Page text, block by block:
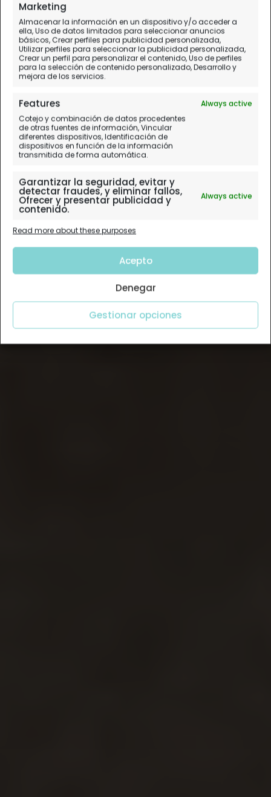
Marketing
Almacenar la información en un dispositivo y/o acceder a
ella, Uso de datos limitados para seleccionar anuncios
básicos, Crear perfiles para publicidad personalizada,
Utilizar perfiles para seleccionar la publicidad personalizada,
Crear un perfil para personalizar el contenido, Uso de perfiles
para la selección de contenido personalizado, Desarrollo y
mejora de los servicios.
Features
Always active
Cotejo y combinación de datos procedentes
de otras fuentes de información, Vincular
diferentes dispositivos, Identificación de
dispositivos en función de la información
transmitida de forma automática.
Garantizar la seguridad, evitar y
detectar fraudes, y eliminar fallos,
Ofrecer y presentar publicidad y
contenido.
Always active
Read more about these purposes
Acepto
Denegar
Gestionar opciones